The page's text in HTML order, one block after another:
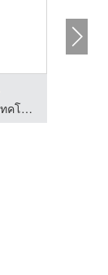
เครื่องมือวัดอุตสาหกรรม - รีไลแอนซ์ เทคโนโลยี แอนด์ เซอร์วิส